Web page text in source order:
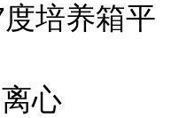
培养箱平
心